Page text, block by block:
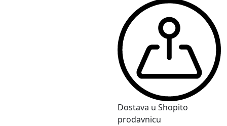
Dostava u Shopito
prodavnicu